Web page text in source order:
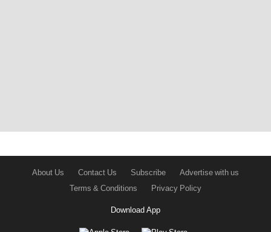
About Us Contact Us Subscribe
Advertise with us
Terms & Conditions
Privacy Policy
Download App